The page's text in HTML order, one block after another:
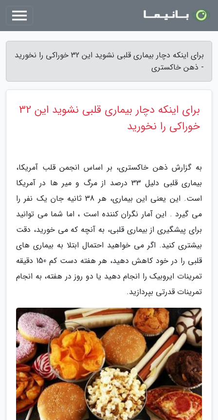
برای اینکه دچار بیماری قلبی نشوید این 32 خوراکی را نخورید
- ذهن خاکستری
برای اینکه دچار بیماری قلبی نشوید این 32
خوراکی را نخورید
به گزارش ذهن خاکستری، بر اساس انجمن قلب آمریکا،
بیماری قلبی دلیل 33 درصد از مرگ و میر ها در آمریکا
است. این یعنی این بیماری، هر 38 ثانیه جان یک نفر را
می گیرد . این آمار نگران کننده است ، اما شما می توانید
برای پیشگیری از بیماری قلبی، به آنچه که می خورید، دقت
بیشتری کنید. اگر می خواهید احتمال ابتلا به بیماری های
قلبی را در خود کاهش دهید، هر هفته دست کم 150 دقیقه
تمرینات ایروبیک را انجام دهید یا دو روز در هفته، به انجام
تمرینات قدرتی بپردازید.